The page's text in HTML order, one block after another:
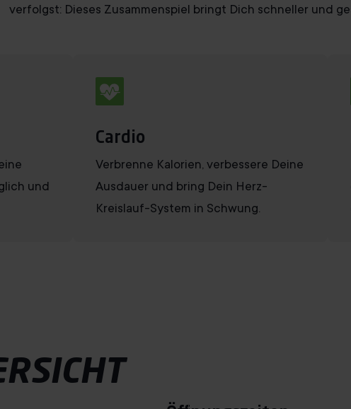
verfolgst: Dieses Zusammenspiel bringt Dich schneller und
und
Cardio
Verbrenne Kalorien, verbessere Deine
Ausdauer und bring Dein Herz-
Kreislauf-System in Schwung.